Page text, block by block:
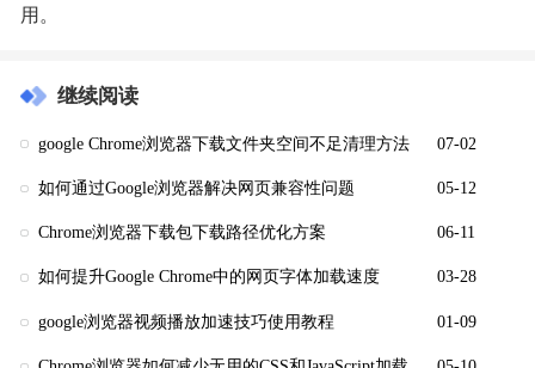
用。
继续阅读
google Chrome浏览器下载文件夹空间不足清理方法 07-02
如何通过Google浏览器解决网页兼容性问题 05-12
Chrome浏览器下载包下载路径优化方案 06-11
如何提升Google Chrome中的网页字体加载速度 03-28
google浏览器视频播放加速技巧使用教程 01-09